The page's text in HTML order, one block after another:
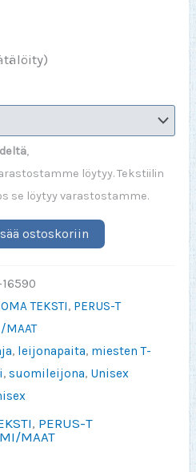
,
löytyy. Tekstiilin
se löytyy varastostamme.
ostoskoriin
16590
OMA TEKSTI, PERUS-T
MAAT
, leijonapaita, miesten T-
,suomileijona, Unisex
, PERUS-T
MAAT